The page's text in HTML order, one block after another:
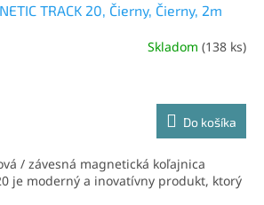
TRACK 20, Čierny, Čierny, 2m
Skladom (138 ks)
Do košíka
/ závesná magnetická koľajnica
je moderný a inovatívny produkt, ktorý